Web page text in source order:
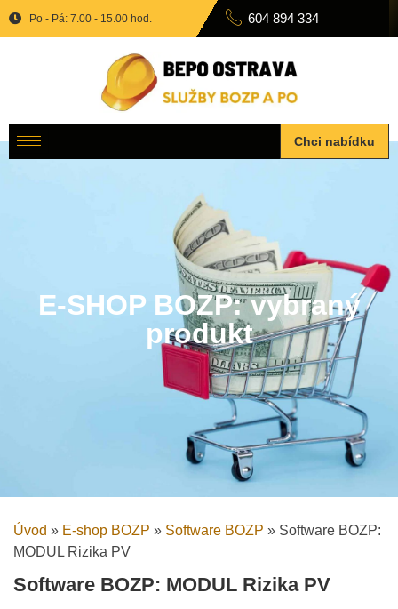
Po - Pá: 7.00 - 15.00 hod. 604 894 334
Chci nabídku
E-SHOP BOZP: vybraný
produkt
Úvod » E-shop BOZP » Software BOZP » Software BOZP:
MODUL Rizika PV
Software BOZP: MODUL Rizika PV